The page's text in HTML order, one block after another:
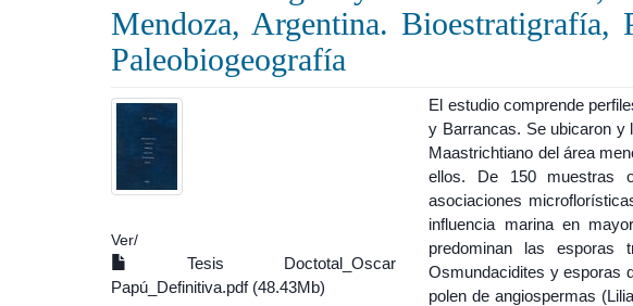
Mendoza, Argentina. Bioestratigrafía,
Paleobiogeografía
Ver/
Tesis Doctotal_Oscar
Papú_Definitiva.pdf (48.43Mb)
El estudio comprende
y Barrancas. Se ubicaron y
Maastrichtiano del área
ellos. De 150 muestras
asociaciones
influencia marina en
predominan las esporas
Osmundacidites y esporas
polen de angiospermas